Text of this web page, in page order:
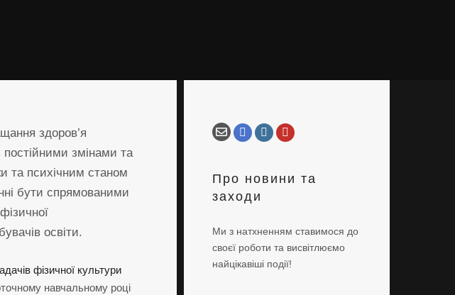
здоров’я
постійними змінами та
та психічним станом
бути спрямованими
освіти.
фізичної культури
навчальному році
Про новини та
заходи
Ми з натхненням ставимося до
своєї роботи та висвітлюємо
найцікавіші події!